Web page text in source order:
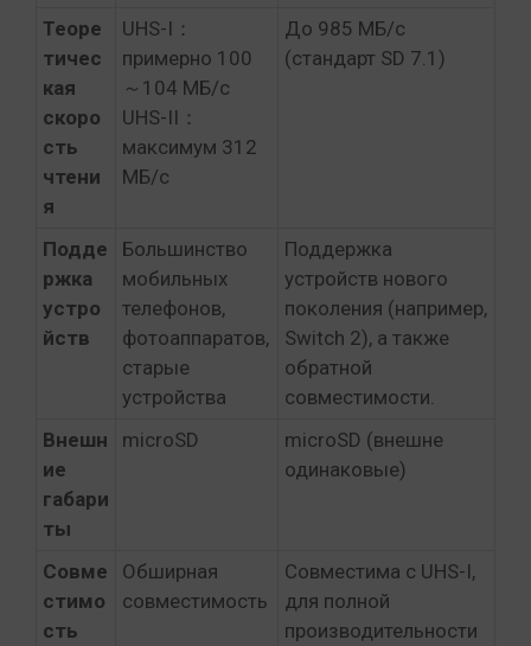
Теоре
тичес
кая
скоро
сть
чтени
я
UHS-I：
примерно 100
～104 МБ/с
UHS-II：
максимум 312
МБ/с
До 985 МБ/с
(стандарт SD 7.1)
Подде
ржка
устро
йств
Большинство
мобильных
телефонов,
фотоаппаратов,
старые
устройства
Поддержка
устройств нового
поколения (например,
Switch 2), а также
обратной
совместимости.
Внешн
ие
габари
ты
microSD
microSD (внешне
одинаковые)
Совме
стимо
сть
Обширная
совместимость
Совместима с UHS-I,
для полной
производительности